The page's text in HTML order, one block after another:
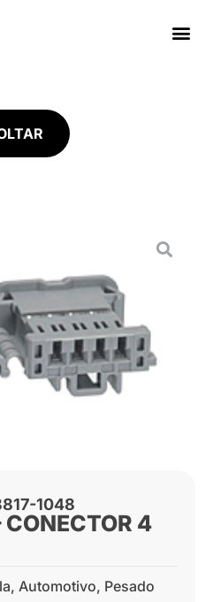
1048
4
, Automotivo, Pesado